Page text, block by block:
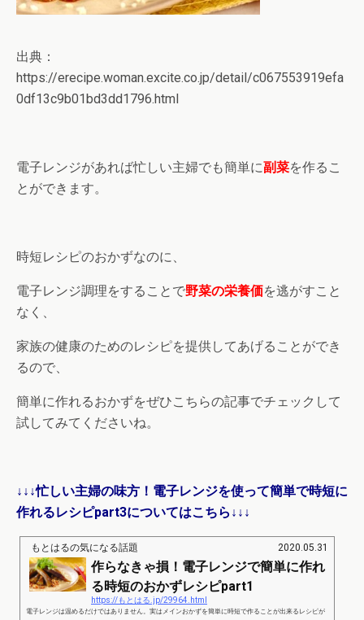
出典：
https://erecipe.woman.excite.co.jp/detail/c067553919efa
0df13c9b01bd3dd1796.html
電子レンジがあれば忙しい主婦でも簡単に副菜を作るこ
とができます。
時短レシピのおかずなのに、
電子レンジ調理をすることで野菜の栄養価を逃がすこと
なく、
家族の健康のためのレシピを提供してあげることができ
るので、
簡単に作れるおかずをぜひこちらの記事でチェックして
試してみてくださいね。
↓↓↓忙しい主婦の味方！電子レンジを使って簡単で時短に
作れるレシピpart3についてはこちら↓↓↓
もとはるの気になる話題 2020.05.31
作らなきゃ損！電子レンジで簡単に作れ
る時短のおかずレシピpart1
https://もとはる.jp/29964.html
電子レンジは温めるだけではありません。実はメインおかずを簡単に時短で作ることが出来るレシピが